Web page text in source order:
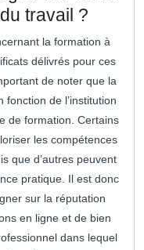
travail ?
la formation à
délivrés pour ces
de noter que la
de l’institution
de formation. Certains
les compétences
que d’autres peuvent
pratique. Il est donc
sur la réputation
en ligne et de bien
dans lequel